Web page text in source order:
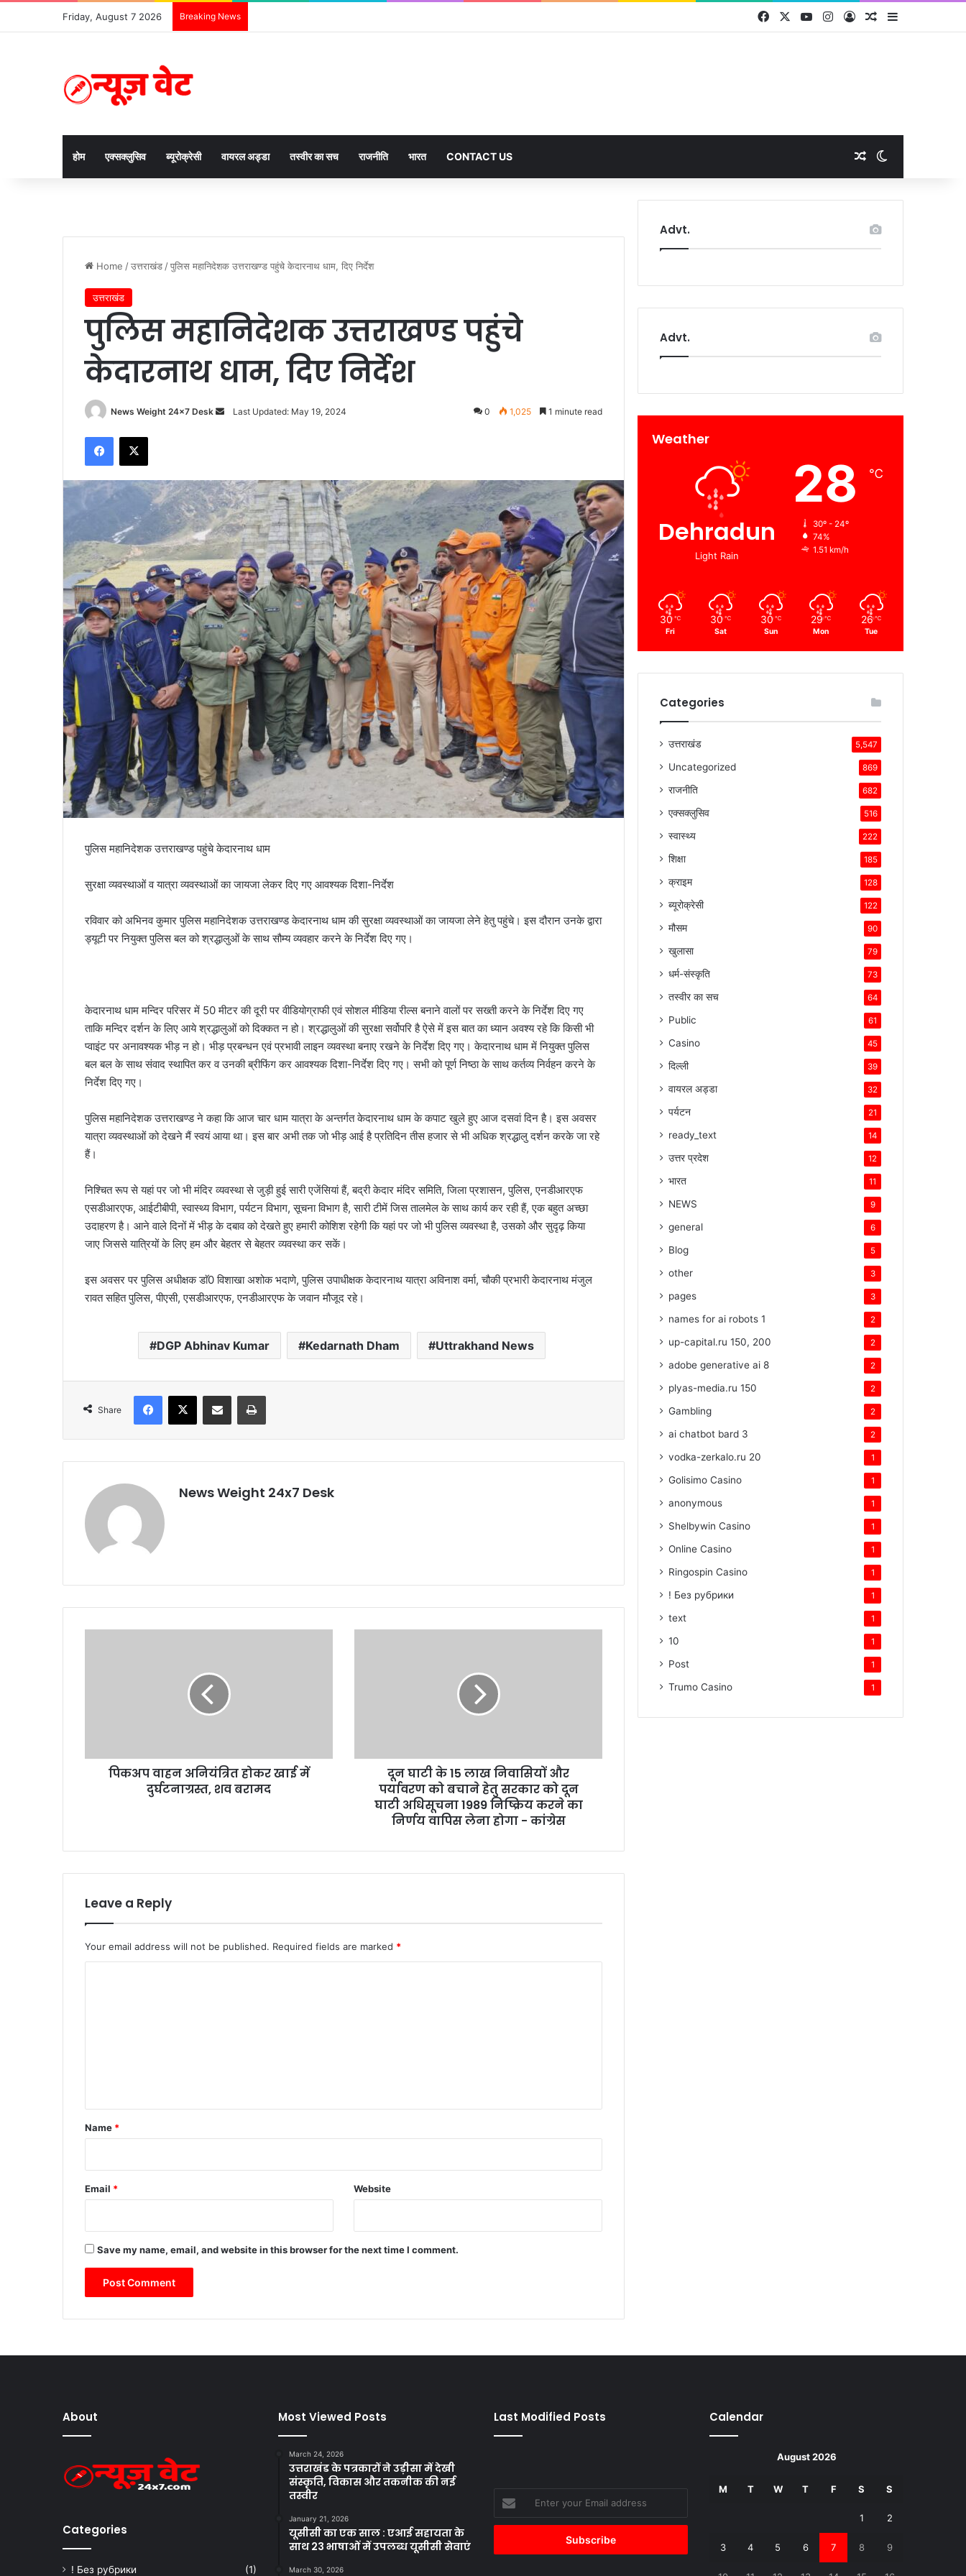
Friday, August 7 2026 Breaking News Facebook YouTubeInstagram
Log InRandom Article
होम एक्सक्लुसिव ब्यूरोक्रेसी वायरल अड्डा तस्वीर का सच राजनीति भारत CONTACT US Random Article
Home /उत्तराखंड /पुलिस महानिदेशक उत्तराखण्ड पहुंचे केदारनाथ धाम, दिए निर्देश
उत्तराखंड
पुलिस महानिदेशक उत्तराखण्ड पहुंचे
केदारनाथ धाम, दिए निर्देश
News Weight 24x7 Desk
a
n
e
m
l
Last Updated: May 19, 2024 0 1,025 1 minute read
पुलिस महानिदेशक उत्तराखण्ड पहुंचे केदारनाथ धाम
सुरक्षा व्यवस्थाओं व यात्रा व्यवस्थाओं का जायजा लेकर दिए गए आवश्यक दिशा-निर्देश
रविवार को अभिनव कुमार पुलिस महानिदेशक उत्तराखण्ड केदारनाथ धाम की सुरक्षा व्यवस्थाओं का जायजा लेने हेतु पहुंचे। इस दौरान उनके द्वारा
ड्यूटी पर नियुक्त पुलिस बल को श्रद्धालुओं के साथ सौम्य व्यवहार करने के निर्देश दिए गए।
केदारनाथ धाम मन्दिर परिसर में 50 मीटर की दूरी पर वीडियोग्राफी एवं सोशल मीडिया रील्स बनाने वालों पर सख्ती करने के निर्देश दिए गए
ताकि मन्दिर दर्शन के लिए आये श्रद्धालुओं को दिक्कत न हो। श्रद्धालुओं की सुरक्षा सर्वोपरि है ऐसे में इस बात का ध्यान अवश्य रहे कि किसी भी
प्वाइंट पर अनावश्यक भीड़ न हो। भीड़ प्रबन्धन एवं प्रभावी लाइन व्यवस्था बनाए रखने के निर्देश दिए गए। केदारनाथ धाम में नियुक्त पुलिस
बल बल के साथ संवाद स्थापित कर व उनकी ब्रीफिंग कर आवश्यक दिशा-निर्देश दिए गए। सभी को पूर्ण निष्ठा के साथ कर्तव्य निर्वहन करने के
निर्देश दिए गए।
पुलिस महानिदेशक उत्तराखण्ड ने कहा कि आज चार धाम यात्रा के अन्तर्गत केदारनाथ धाम के कपाट खुले हुए आज दसवां दिन है। इस अवसर
यात्रा व्यवस्थाओं को देखने मैं स्वयं आया था। इस बार अभी तक जो भीड़ आई है प्रतिदिन तीस हजार से भी अधिक श्रद्धालु दर्शन करके जा रहे
हैं।
निश्चित रूप से यहां पर जो भी मंदिर व्यवस्था से जुड़ी हुई सारी एजेंसियां हैं, बद्री केदार मंदिर समिति, जिला प्रशासन, पुलिस, एनडीआरएफ
एसडीआरएफ, आईटीबीपी, स्वास्थ्य विभाग, पर्यटन विभाग, सूचना विभाग है, सारी टीमें जिस तालमेल के साथ कार्य कर रही हैं, एक बहुत अच्छा
उदाहरण है। आने वाले दिनों में भीड़ के दबाव को देखते हुए हमारी कोशिश रहेगी कि यहां पर जो भी पुलिस व्यवस्था है, उसको और सुदृढ़ किया
जाए जिससे यात्रियों के लिए हम और बेहतर से बेहतर व्यवस्था कर सकें।
इस अवसर पर पुलिस अधीक्षक डाॅ0 विशाखा अशोक भदाणे, पुलिस उपाधीक्षक केदारनाथ यात्रा अविनाश वर्मा, चौकी प्रभारी केदारनाथ मंजुल
रावत सहित पुलिस, पीएसी, एसडीआरएफ, एनडीआरएफ के जवान मौजूद रहे।
DGP Abhinav Kumar Kedarnath Dham Uttrakhand News
Share
News Weight 24x7 Desk
नि
र
दु
र्घ
ना
पिकअप वाहन अनियंत्रित होकर खाई में
दुर्घटनाग्रस्त, शव बरामद
ख
र
ण
ब
सू
9
ष्क्रि
र्ण
पि
स
हो
गा
दून घाटी के 15 लाख निवासियों और
पर्यावरण को बचाने हेतु सरकार को दून
घाटी अधिसूचना 1989 निष्क्रिय करने का
निर्णय वापिस लेना होगा - कांग्रेस
Leave a Reply
Your email address will not be published. Required fields are marked *
*
Name *
Email * Website
Save my name, email, and website in this browser for the next time I comment.
Advt.
Advt.
Weather
Dehradun
Light Rain
28 ℃
30º - 24º
74%
1.51 km/h
30 ℃
Fri
30 ℃
Sat
30 ℃
Sun
29 ℃
Mon
26 ℃
Tue
Categories
उत्तराखंड 5,547
Uncategorized 869
राजनीति 682
एक्सक्लुसिव 516
स्वास्थ्य 222
शिक्षा 185
क्राइम 128
ब्यूरोक्रेसी 122
मौसम 90
खुलासा 79
धर्म-संस्कृति 73
तस्वीर का सच 64
Public 61
Casino 45
दिल्ली 39
वायरल अड्डा 32
पर्यटन 21
ready_text 14
उत्तर प्रदेश 12
भारत 11
NEWS 9
general 6
Blog 5
other 3
pages 3
names for ai robots 1 2
up-capital.ru 150, 200 2
adobe generative ai 8 2
plyas-media.ru 150 2
Gambling 2
ai chatbot bard 3 2
vodka-zerkalo.ru 20 1
Golisimo Casino 1
anonymous 1
Shelbywin Casino 1
Online Casino 1
Ringospin Casino 1
! Без рубрики 1
text 1
10 1
Post 1
Trumo Casino 1
About
Categories
! Без рубрики (1)
Most Viewed Posts
March 24, 2026
उत्तराखंड के पत्रकारों ने उड़ीसा में देखी
संस्कृति, विकास और तकनीक की नई
तस्वीर
January 21, 2026
यूसीसी का एक साल : एआई सहायता के
साथ 23 भाषाओं में उपलब्ध यूसीसी सेवाएं
March 30, 2026
Last Modified Posts
Enter
your
Email
Calendar
August 2026
M T W T F S S
1 2
3 4 5 6 7 8 9